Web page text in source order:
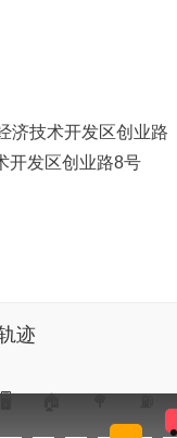
济技术开发区创业路
开发区创业路8号
迹